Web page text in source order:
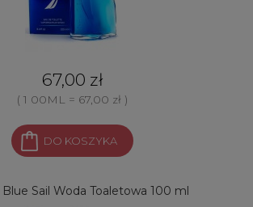
67,00 zł
( 1 00ML = 67,00 zł )
DO KOSZYKA
Sail Woda Toaletowa 100 ml